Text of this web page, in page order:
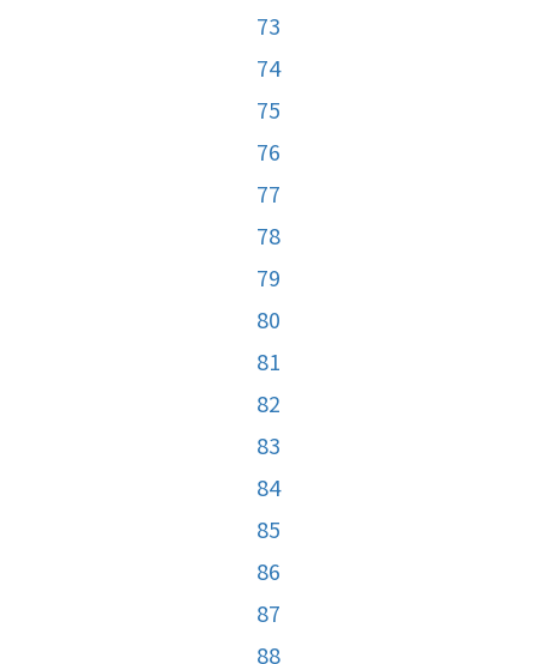
73
74
75
76
77
78
79
80
81
82
83
84
85
86
87
88